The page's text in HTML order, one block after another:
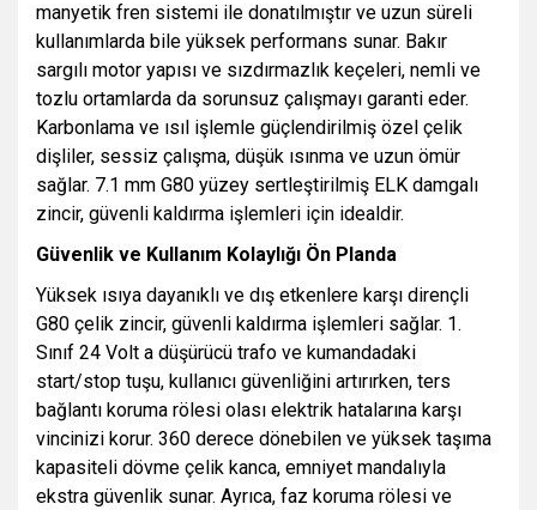
manyetik fren sistemi ile donatılmıştır ve uzun süreli
kullanımlarda bile yüksek performans sunar. Bakır
sargılı motor yapısı ve sızdırmazlık keçeleri, nemli ve
tozlu ortamlarda da sorunsuz çalışmayı garanti eder.
Karbonlama ve ısıl işlemle güçlendirilmiş özel çelik
dişliler, sessiz çalışma, düşük ısınma ve uzun ömür
sağlar. 7.1 mm G80 yüzey sertleştirilmiş ELK damgalı
zincir, güvenli kaldırma işlemleri için idealdir.
Güvenlik ve Kullanım Kolaylığı Ön Planda
Yüksek ısıya dayanıklı ve dış etkenlere karşı dirençli
G80 çelik zincir, güvenli kaldırma işlemleri sağlar. 1.
Sınıf 24 Volt a düşürücü trafo ve kumandadaki
start/stop tuşu, kullanıcı güvenliğini artırırken, ters
bağlantı koruma rölesi olası elektrik hatalarına karşı
vincinizi korur. 360 derece dönebilen ve yüksek taşıma
kapasiteli dövme çelik kanca, emniyet mandalıyla
ekstra güvenlik sunar. Ayrıca, faz koruma rölesi ve